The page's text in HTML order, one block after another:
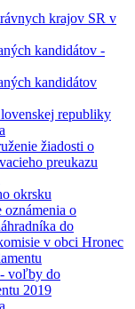
krajov SR v
kandidátov -
kandidátov
republiky
žiadosti o
preukazu
okrsku
oznámenia o
do
v obci Hronec
voľby do
2019